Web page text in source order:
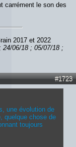
carrément le son des
2017 et 2022
24/06/18 ; 05/07/18 ;
#1723
une évolution de
quelque chose de
toujours